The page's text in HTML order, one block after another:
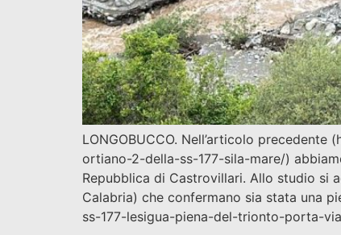
LONGOBUCCO. Nell’articolo
ortiano-2-della-ss-177-sila-mare/)
Repubblica di Castrovillari. Allo studio si
Calabria) che confermano sia stata una
ss-177-lesigua-piena-del-trionto-porta-